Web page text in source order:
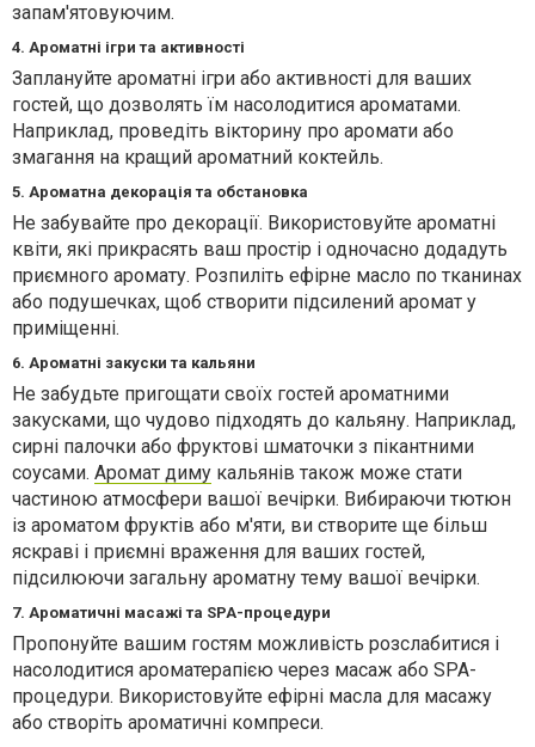
запам'ятовуючим.
4. Ароматні ігри та активності
Заплануйте ароматні ігри або активності для ваших
гостей, що дозволять їм насолодитися ароматами.
Наприклад, проведіть вікторину про аромати або
змагання на кращий ароматний коктейль.
5. Ароматна декорація та обстановка
Не забувайте про декорації. Використовуйте ароматні
квіти, які прикрасять ваш простір і одночасно додадуть
приємного аромату. Розпиліть ефірне масло по тканинах
або подушечках, щоб створити підсилений аромат у
приміщенні.
6. Ароматні закуски та кальяни
Не забудьте пригощати своїх гостей ароматними
закусками, що чудово підходять до кальяну. Наприклад,
сирні палочки або фруктові шматочки з пікантними
соусами. Аромат диму кальянів також може стати
частиною атмосфери вашої вечірки. Вибираючи тютюн
із ароматом фруктів або м'яти, ви створите ще більш
яскраві і приємні враження для ваших гостей,
підсилюючи загальну ароматну тему вашої вечірки.
7. Ароматичні масажі та SPA-процедури
Пропонуйте вашим гостям можливість розслабитися і
насолодитися ароматерапією через масаж або SPA-
процедури. Використовуйте ефірні масла для масажу
або створіть ароматичні компреси.